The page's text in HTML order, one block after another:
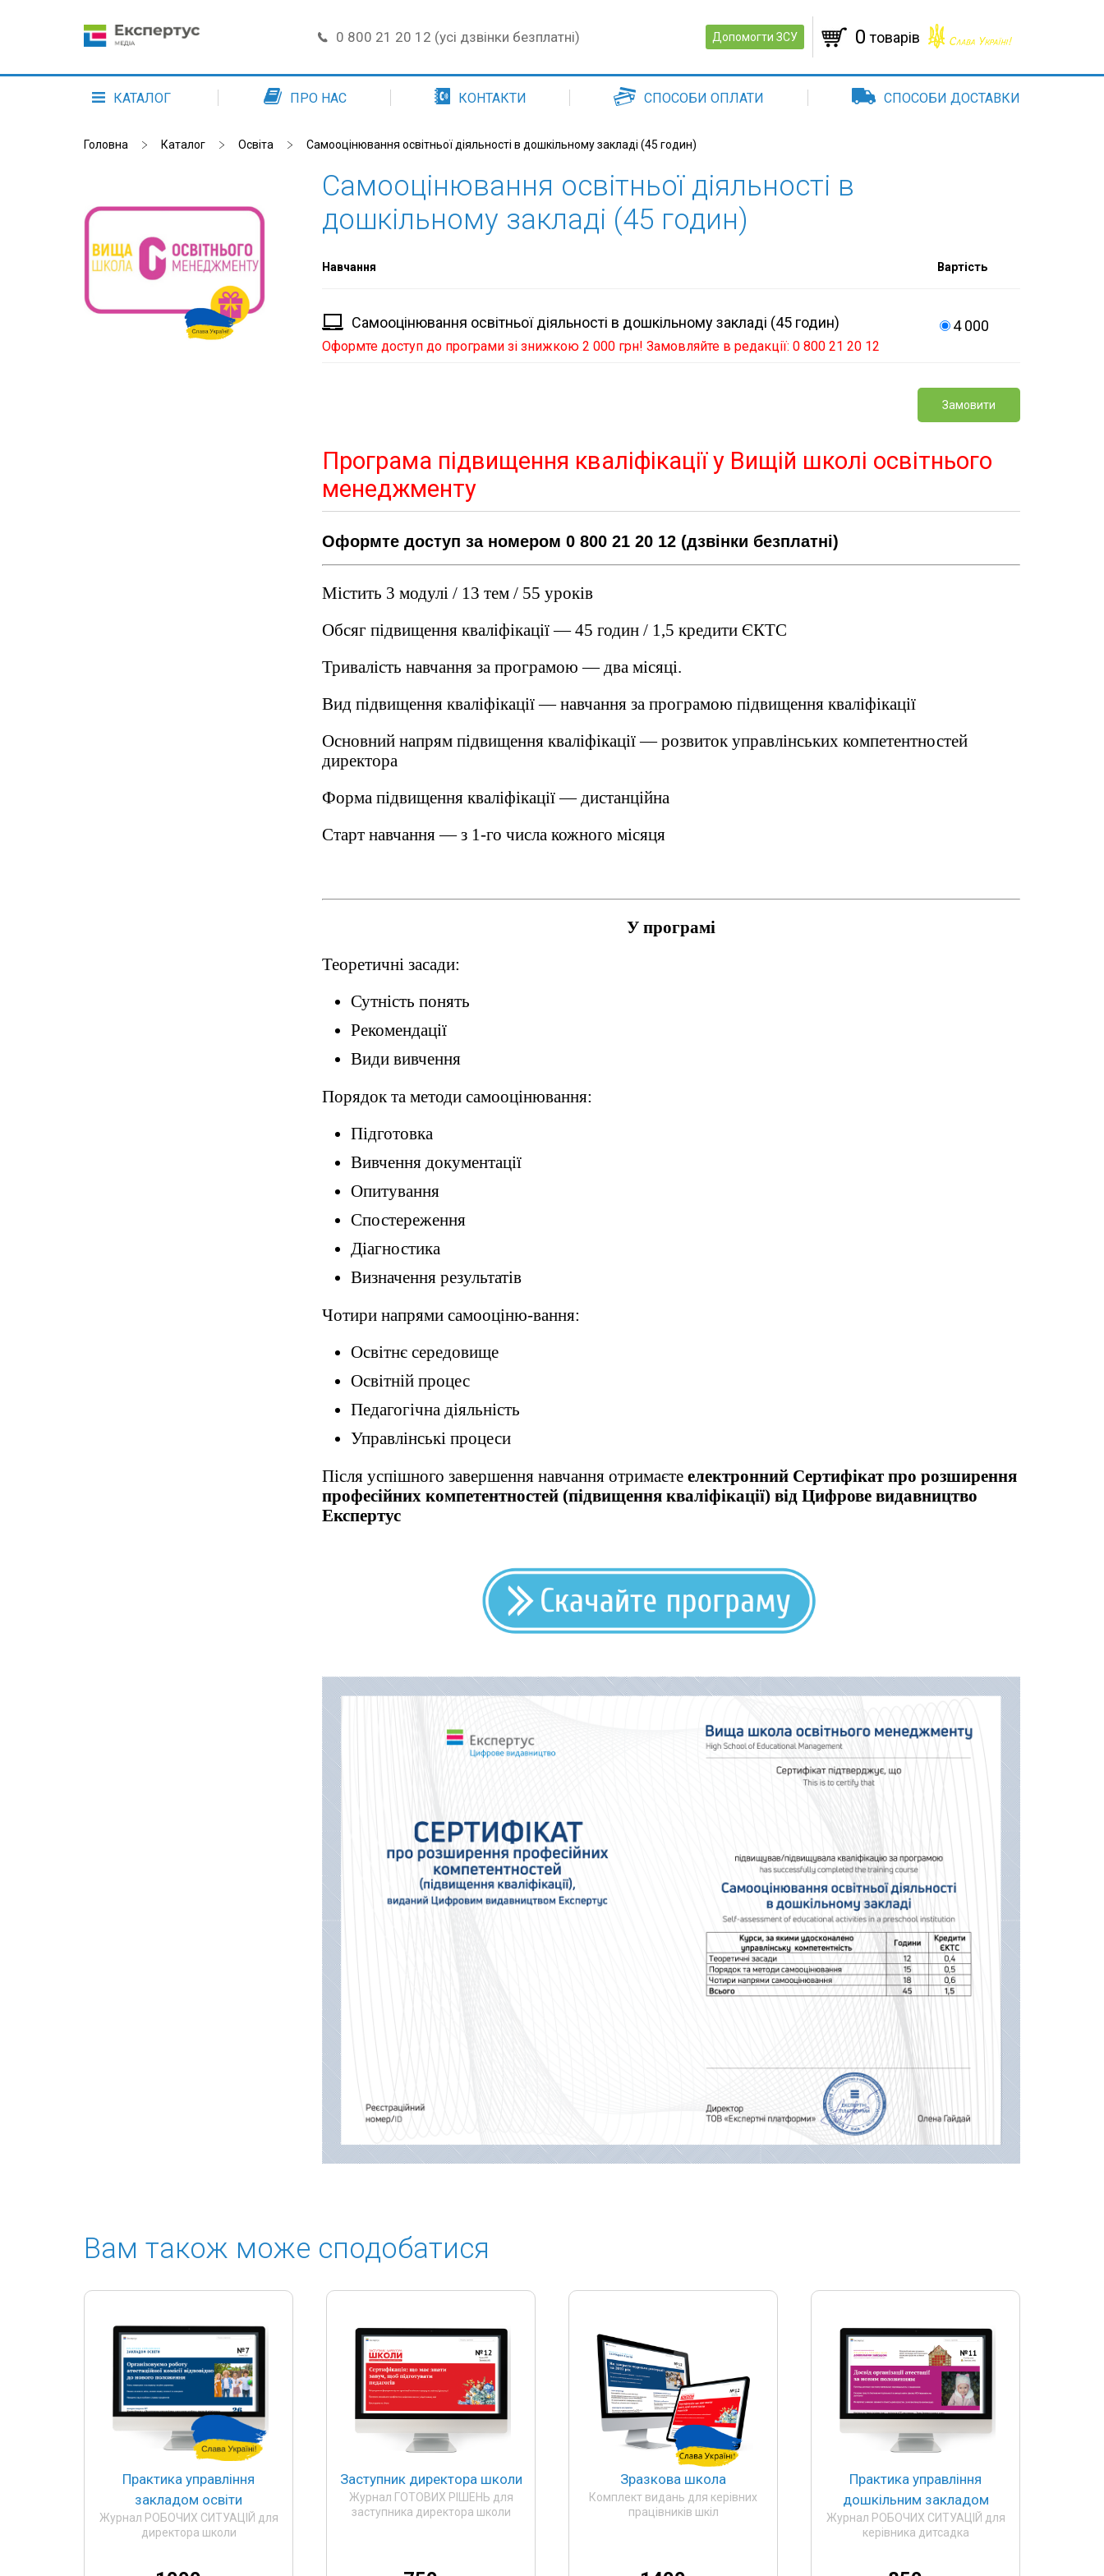
0 800 21 20 12 (усі дзвінки безплатні) Допомогти ЗСУ 0 товарів
КАТАЛОГ ПРО НАС КОНТАКТИ СПОСОБИ ОПЛАТИ СПОСОБИ ДОСТАВКИ
Головна Каталог Освіта Самооцінювання освітньої діяльності в дошкільному закладі (45 годин)
Самооцінювання освітньої діяльності в
дошкільному закладі (45 годин)
Навчання Вартість
Самооцінювання освітньої діяльності в дошкільному закладі (45 годин)
Оформте доступ до програми зі знижкою 2 000 грн! Замовляйте в редакції: 0 800 21 20 12
4 000
Замовити
Програма підвищення кваліфікації у Вищій школі освітнього
менеджменту
Оформте доступ за номером 0 800 21 20 12 (дзвінки безплатні)
Містить 3 модулі / 13 тем / 55 уроків
Обсяг підвищення кваліфікації — 45 годин / 1,5 кредити ЄКТС
Тривалість навчання за програмою — два місяці.
Вид підвищення кваліфікації — навчання за програмою підвищення кваліфікації
Основний напрям підвищення кваліфікації — розвиток управлінських компетентностей
директора
Форма підвищення кваліфікації — дистанційна
Старт навчання — з 1-го числа кожного місяця
У програмі
Теоретичні засади:
Сутність понять
Рекомендації
Види вивчення
Порядок та методи самооцінювання:
Підготовка
Вивчення документації
Опитування
Спостереження
Діагностика
Визначення результатів
Чотири напрями самооціню-вання:
Освітнє середовище
Освітній процес
Педагогічна діяльність
Управлінські процеси
Після успішного завершення навчання отримаєте електронний Сертифікат про розширення
професійних компетентностей (підвищення кваліфікації) від Цифрове видавництво
Експертус
Вам також може сподобатися
Практика управління
закладом освіти
Журнал РОБОЧИХ СИТУАЦІЙ для
директора школи
Заступник директора школи
Журнал ГОТОВИХ РІШЕНЬ для
заступника директора школи
Зразкова школа
Комплект видань для керівних
працівників шкіл
Практика управління
дошкільним закладом
Журнал РОБОЧИХ СИТУАЦІЙ для
керівника дитсадка